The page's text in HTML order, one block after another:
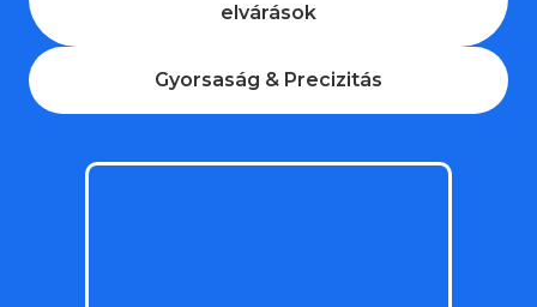
elvárások
Gyorsaság & Precizitás